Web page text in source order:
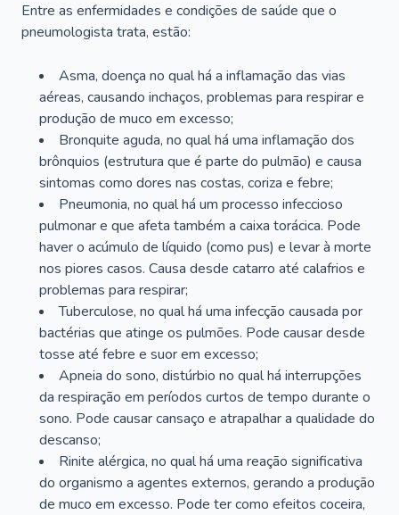
Entre as enfermidades e condições de saúde que o
pneumologista trata, estão:
Asma, doença no qual há a inflamação das vias
aéreas, causando inchaços, problemas para respirar e
produção de muco em excesso;
Bronquite aguda, no qual há uma inflamação dos
brônquios (estrutura que é parte do pulmão) e causa
sintomas como dores nas costas, coriza e febre;
Pneumonia, no qual há um processo infeccioso
pulmonar e que afeta também a caixa torácica. Pode
haver o acúmulo de líquido (como pus) e levar à morte
nos piores casos. Causa desde catarro até calafrios e
problemas para respirar;
Tuberculose, no qual há uma infecção causada por
bactérias que atinge os pulmões. Pode causar desde
tosse até febre e suor em excesso;
Apneia do sono, distúrbio no qual há interrupções
da respiração em períodos curtos de tempo durante o
sono. Pode causar cansaço e atrapalhar a qualidade do
descanso;
Rinite alérgica, no qual há uma reação significativa
do organismo a agentes externos, gerando a produção
de muco em excesso. Pode ter como efeitos coceira,